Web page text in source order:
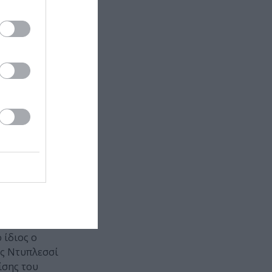
των
την
(1893).
την
απέκτησε
19ου
η υψηλή
(1810-
την
ο
Ντυπλεσσί
του